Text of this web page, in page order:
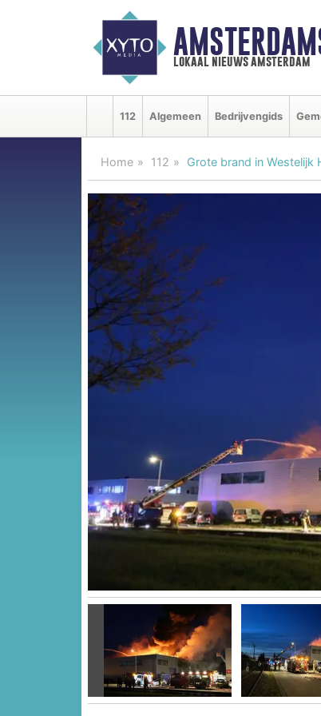
lokaal nieuws amsterdam
112 Algemeen Bedrijvengids
Home 112 Grote brand in Westelijk
Vorige